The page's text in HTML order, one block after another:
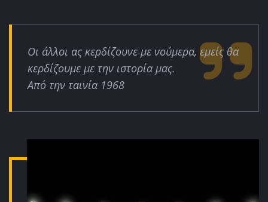
Οι άλλοι ας κερδίζουνε με νούμερα, εμείς θα
κερδίζουμε με την ιστορία μας.
Από την ταινία 1968